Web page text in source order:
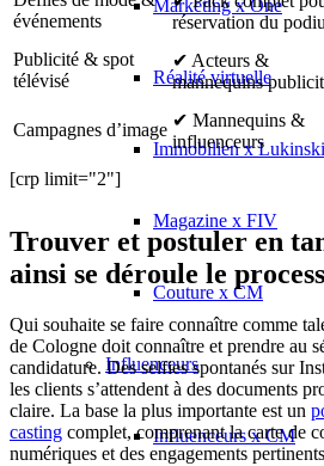
Marketing x One
Réalité virtuelle
Immobilien x Lukinski
Magazine x FIV
Couture x CM
Influenceurs
Influenceurs x CM
événements
réservation du
Publicité & spot
télévisé
✔ Acteurs &
mannequins
Campagnes d’image ✔ Mannequins &
influenceurs
[crp limit="2"]
Trouver et postuler en
ainsi se déroule le
Qui souhaite se faire connaître comme
de Cologne doit connaître et prendre au
candidature. Des selfies spontanés sur
les clients s’attendent à des documents
claire. La base la plus importante est un
casting complet, comprenant la carte de
numériques et des engagements